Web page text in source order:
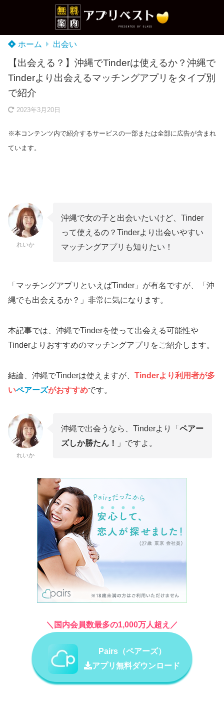
ホーム 出会い
【出会える？】沖縄でTinderは使えるか？沖縄で
Tinderより出会えるマッチングアプリをタイプ別
で紹介
2023年3月20日
※本コンテンツ内で紹介するサービスの一部または全部に広告が含まれ
ています。
れいか
沖縄で女の子と出会いたいけど、Tinder
って使えるの？Tinderより出会いやすい
マッチングアプリも知りたい！
「マッチングアプリといえばTinder」が有名ですが、「沖
縄でも出会えるか？」非常に気になります。
本記事では、沖縄でTinderを使って出会える可能性や
Tinderよりおすすめのマッチングアプリをご紹介します。
結論、沖縄でTinderは使えますが、 Tinderより利用者が多
いペアーズがおすすめです。
れいか
沖縄で出会うなら、Tinderより「 ペアー
ズしか勝たん！
」ですよ。
＼国内会員数最多の1,000万人超え／
Pairs（ペアーズ）
アプリ無料ダウンロード